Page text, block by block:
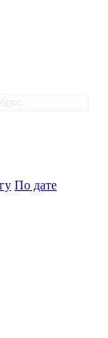
По дате